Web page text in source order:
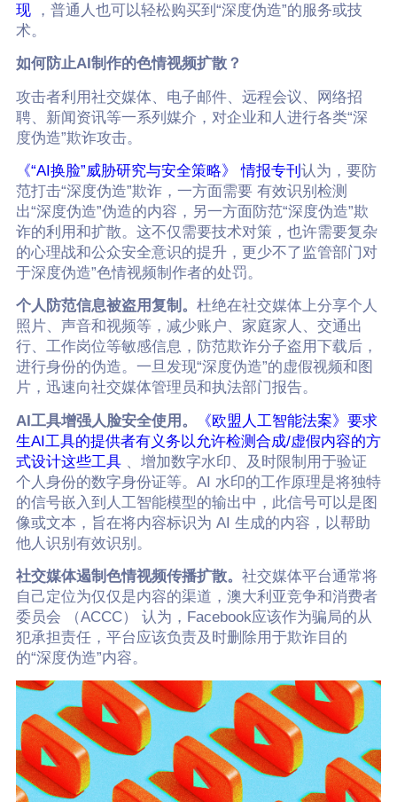
现，普通人也可以轻松购买到“深度伪造”的服务或技
术。
如何防止AI制作的色情视频扩散？
攻击者利用社交媒体、电子邮件、远程会议、网络招
聘、新闻资讯等一系列媒介，对企业和人进行各类“深
度伪造”欺诈攻击。
《“AI换脸”威胁研究与安全策略》 情报专刊 认为，要防
范打击“深度伪造”欺诈，一方面需要 有效识别检测
出“深度伪造”伪造的内容，另一方面防范“深度伪造”欺
诈的利用和扩散。这不仅需要技术对策，也许需要复杂
的心理战和公众安全意识的提升，更少不了监管部门对
于深度伪造”色情视频制作者的处罚。
个人防范信息被盗用复制。 杜绝在社交媒体上分享个人
照片、声音和视频等，减少账户、家庭家人、交通出
行、工作岗位等敏感信息，防范欺诈分子盗用下载后，
进行身份的伪造。一旦发现“深度伪造”的虚假视频和图
片，迅速向社交媒体管理员和执法部门报告。
AI工具增强人脸安全使用。
《欧盟人工智能法案》要求
生AI工具的提供者有义务以允许检测合成/虚假内容的方
式设计这些工具、增加数字水印、及时限制用于验证
个人身份的数字身份证等。AI 水印的工作原理是将独特
的信号嵌入到人工智能模型的输出中，此信号可以是图
像或文本，旨在将内容标识为 AI 生成的内容，以帮助
他人识别有效识别。
社交媒体遏制色情视频传播扩散。 社交媒体平台通常将
自己定位为仅仅是内容的渠道，澳大利亚竞争和消费者
委员会 （ACCC） 认为，Facebook应该作为骗局的从
犯承担责任，平台应该负责及时删除用于欺诈目的
的“深度伪造”内容。